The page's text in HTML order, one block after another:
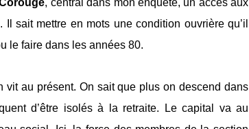
, central dans mon enquête, un accès aux
sait mettre en mots une condition ouvrière qu’il
le faire dans les années 80.
vit au présent. On sait que plus on descend dans
d’être isolés à la retraite. Le capital va au